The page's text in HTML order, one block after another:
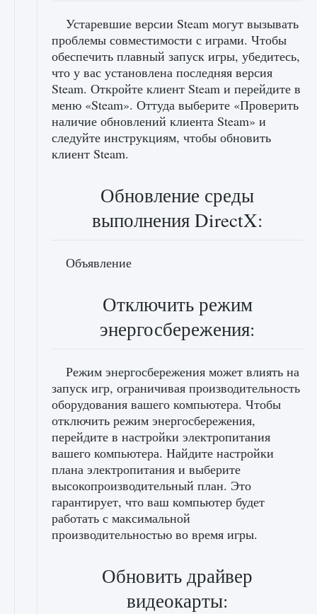
Устаревшие версии Steam могут вызывать
проблемы совместимости с играми. Чтобы
обеспечить плавный запуск игры, убедитесь,
что у вас установлена ​​последняя версия
Steam. Откройте клиент Steam и перейдите в
меню «Steam». Оттуда выберите «Проверить
наличие обновлений клиента Steam» и
следуйте инструкциям, чтобы обновить
клиент Steam.
Обновление среды
выполнения DirectX:
Объявление
Отключить режим
энергосбережения:
Режим энергосбережения может влиять на
запуск игр, ограничивая производительность
оборудования вашего компьютера. Чтобы
отключить режим энергосбережения,
перейдите в настройки электропитания
вашего компьютера. Найдите настройки
плана электропитания и выберите
высокопроизводительный план. Это
гарантирует, что ваш компьютер будет
работать с максимальной
производительностью во время игры.
Обновить драйвер
видеокарты: